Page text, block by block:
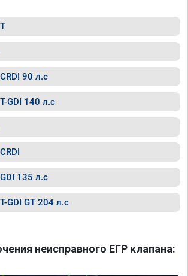
90 л.с
GDI 140 л.с
135 л.с
GDI GT 204 л.с
неисправного ЕГР клапана: